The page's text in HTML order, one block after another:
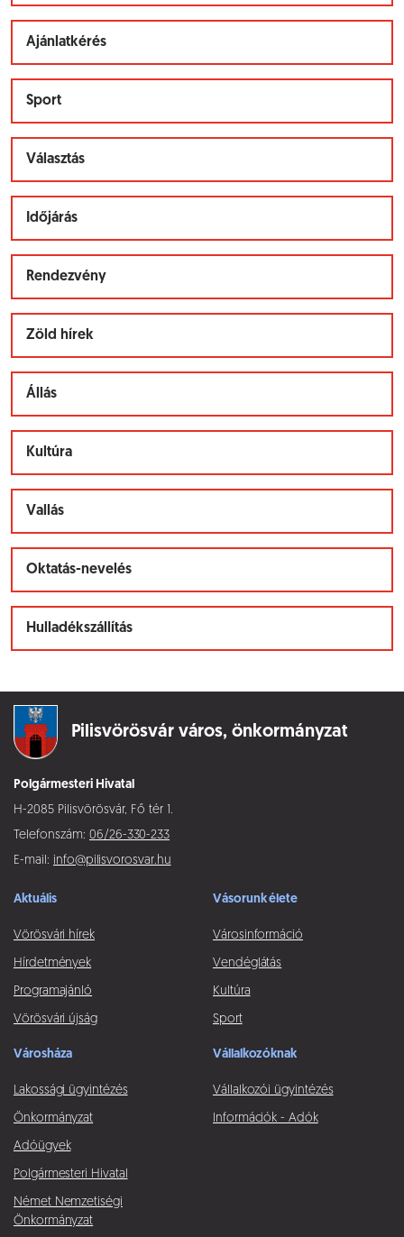
Ajánlatkérés
Sport
Választás
Időjárás
Rendezvény
Zöld hírek
Állás
Kultúra
Vallás
Oktatás-nevelés
Hulladékszállítás
Pilisvörösvár város, önkormányzat
Polgármesteri Hivatal
H-2085 Pilisvörösvár, Fő tér 1.
Telefonszám: 06/26-330-233
E-mail: info@pilisvorosvar.hu
Aktuális
Vörösvári hírek
Hírdetmények
Programajánló
Vörösvári újság
Vásorunk élete
Városinformáció
Vendéglátás
Kultúra
Sport
Városháza
Lakossági ügyintézés
Önkormányzat
Adóügyek
Polgármesteri Hivatal
Német Nemzetiségi
Önkormányzat
Vállalkozóknak
Vállalkozói ügyintézés
Információk - Adók